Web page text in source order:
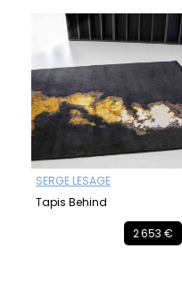
SERGE LESAGE
Tapis Behind
2 653 €